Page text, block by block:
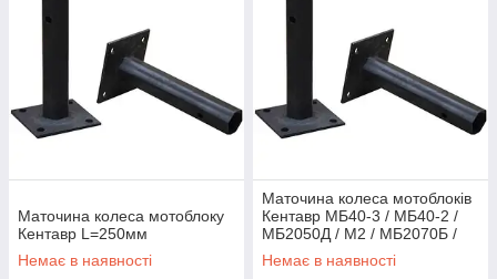
Маточина колеса мотоблоку
Кентавр L=250мм
Немає в наявності
Маточина колеса мотоблоків
Кентавр МБ40-3 / МБ40-2 /
МБ2050Д / М2 / МБ2070Б /
М2 (4 отв.L = 150мм, d =
24мм)
Немає в наявності